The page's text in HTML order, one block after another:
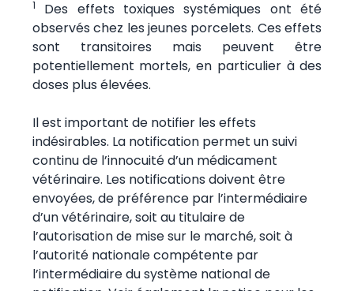
1
Des effets toxiques systémiques ont été
observés chez les jeunes porcelets. Ces effets
sont transitoires mais peuvent être
potentiellement mortels, en particulier à des
doses plus élevées.
Il est important de notifier les effets
indésirables. La notification permet un suivi
continu de l’innocuité d’un médicament
vétérinaire. Les notifications doivent être
envoyées, de préférence par l’intermédiaire
d’un vétérinaire, soit au titulaire de
l’autorisation de mise sur le marché, soit à
l’autorité nationale compétente par
l’intermédiaire du système national de